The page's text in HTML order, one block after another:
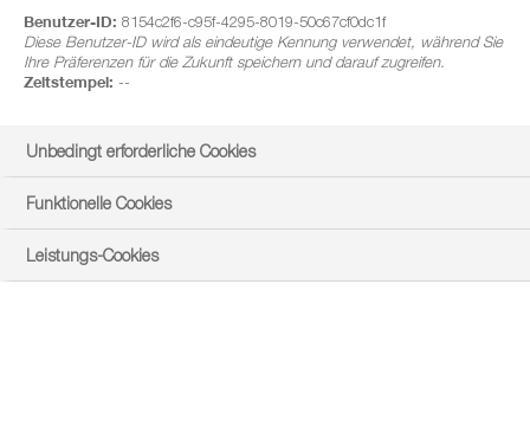
Benutzer-ID: 8154c2f6-c95f-4295-8019-50c67cf0dc1f
Diese Benutzer-ID wird als eindeutige Kennung verwendet, während Sie
Ihre Präferenzen für die Zukunft speichern und darauf zugreifen.
Zeitstempel: --
Unbedingt erforderliche Cookies
Funktionelle Cookies
Leistungs-Cookies